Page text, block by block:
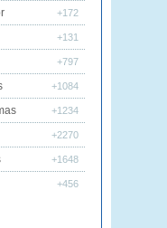
+172
+131
+797
+1084
+1234
+2270
+1648
+456